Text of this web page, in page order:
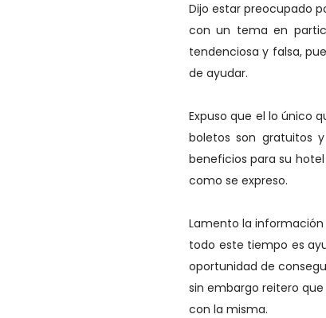
Dijo estar preocupado
con un tema en
tendenciosa y falsa,
de ayudar.
Expuso que el lo único
boletos son gratuitos
beneficios para su
como se expreso.
Lamento la
todo este tiempo es
oportunidad de
sin embargo reitero
con la misma.